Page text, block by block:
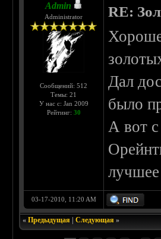
Admin
Administrator
Сообщений: 512
Темы: 21
У нас с: Jan 2009
Рейтинг: 30
RE:
Дал
было
А вот
лучшее
03-17-2010, 11:20 AM
«Предыдущая |Следующая »